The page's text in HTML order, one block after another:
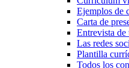
Ejemplos de
Carta de
Entrevista de
Las redes
Plantilla
Todos los